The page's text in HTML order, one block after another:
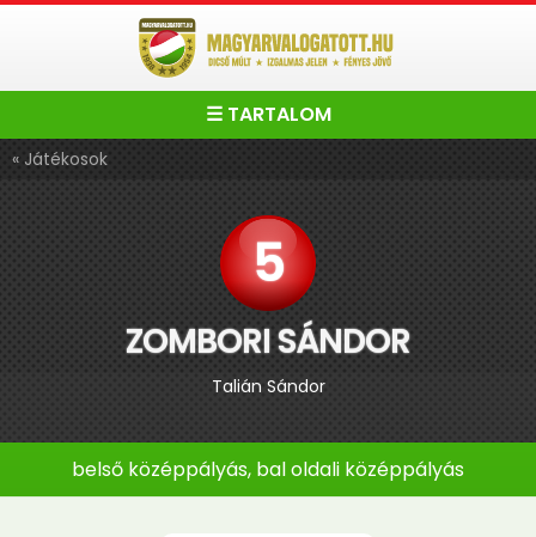
☰ TARTALOM
« Játékosok
5
ZOMBORI SÁNDOR
Talián Sándor
belső középpályás, bal oldali középpályás